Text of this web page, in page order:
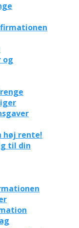
og
høj rente!
til din